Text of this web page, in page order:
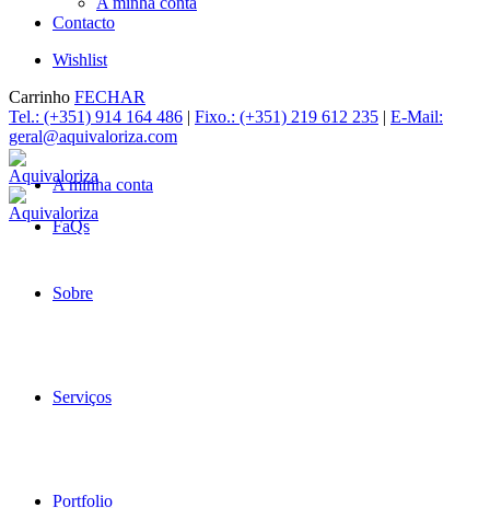
Contacto
Wishlist
Carrinho FECHAR
Tel.: (+351) 914 164 486 | Fixo.: (+351) 219 612 235 | E-Mail:
geral@aquivaloriza.com
A minha conta
FaQs
Sobre
Serviços
Portfolio